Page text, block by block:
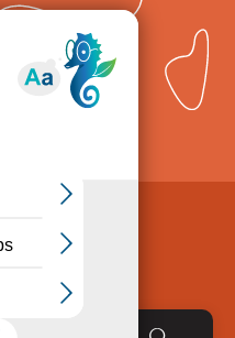
des données
conforme